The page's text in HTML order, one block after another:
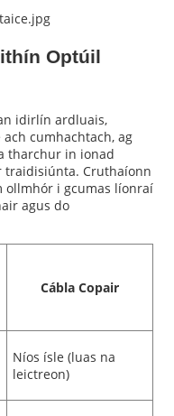
Optúil
idirlín ardluais,
cumhachtach, ag
tharchur in ionad
traidisiúnta. Cruthaíonn
ollmhór i gcumas líonraí
agus do
Cábla Copair
Níos ísle (luas na
leictreon)